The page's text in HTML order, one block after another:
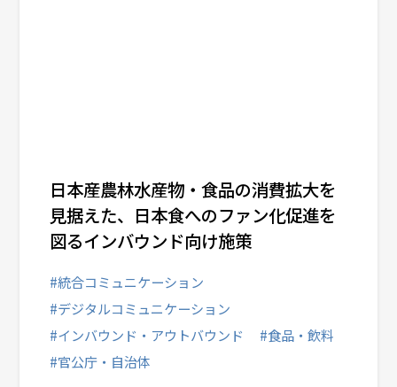
#統合コミュニケーション
#デジタルコミュニケーション
#インバウンド・アウトバウンド
#食品・飲料
#官公庁・自治体
日本産農林水産物・食品の消費拡大を
見据えた、日本食へのファン化促進を
図るインバウンド向け施策